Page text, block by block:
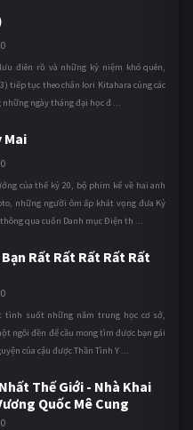
điên rồ và những kỷ niệm khó quên,
tiếp tục theo chân Iori Kitahara cùng các
ngày tháng đại học đ ...
Mai
của thế kỷ 20, bộ phim kể về hai anh
những người ôm ấp khát vọng đưa Kỷ
qua cuốn Danh mục Điện th ...
Bạn Rất Rất Rất Rất Rất
tình suốt những năm trung học cơ sở,
ngôi đền để cầu mong tìm được bạn gái
của cậu được Thần Tình Y ...
Thế Giới - Nhà Khai
Quốc Mê Cung